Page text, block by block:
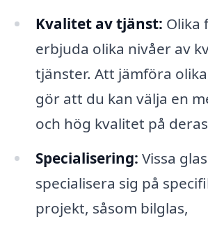
Kvalitet av tjänst: Olika
erbjuda olika nivåer av
tjänster. Att jämföra
gör att du kan välja en
och hög kvalitet på
Specialisering: Vissa
specialisera sig på
projekt, såsom bilglas,